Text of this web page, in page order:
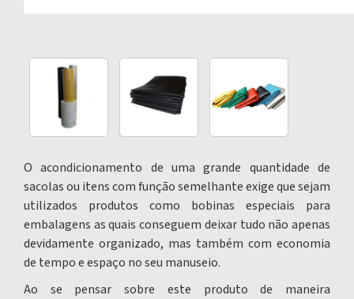
O acondicionamento de uma grande quantidade de
sacolas ou itens com função semelhante exige que sejam
utilizados produtos como bobinas especiais para
embalagens as quais conseguem deixar tudo não apenas
devidamente organizado, mas também com economia
de tempo e espaço no seu manuseio.
Ao se pensar sobre este produto de maneira